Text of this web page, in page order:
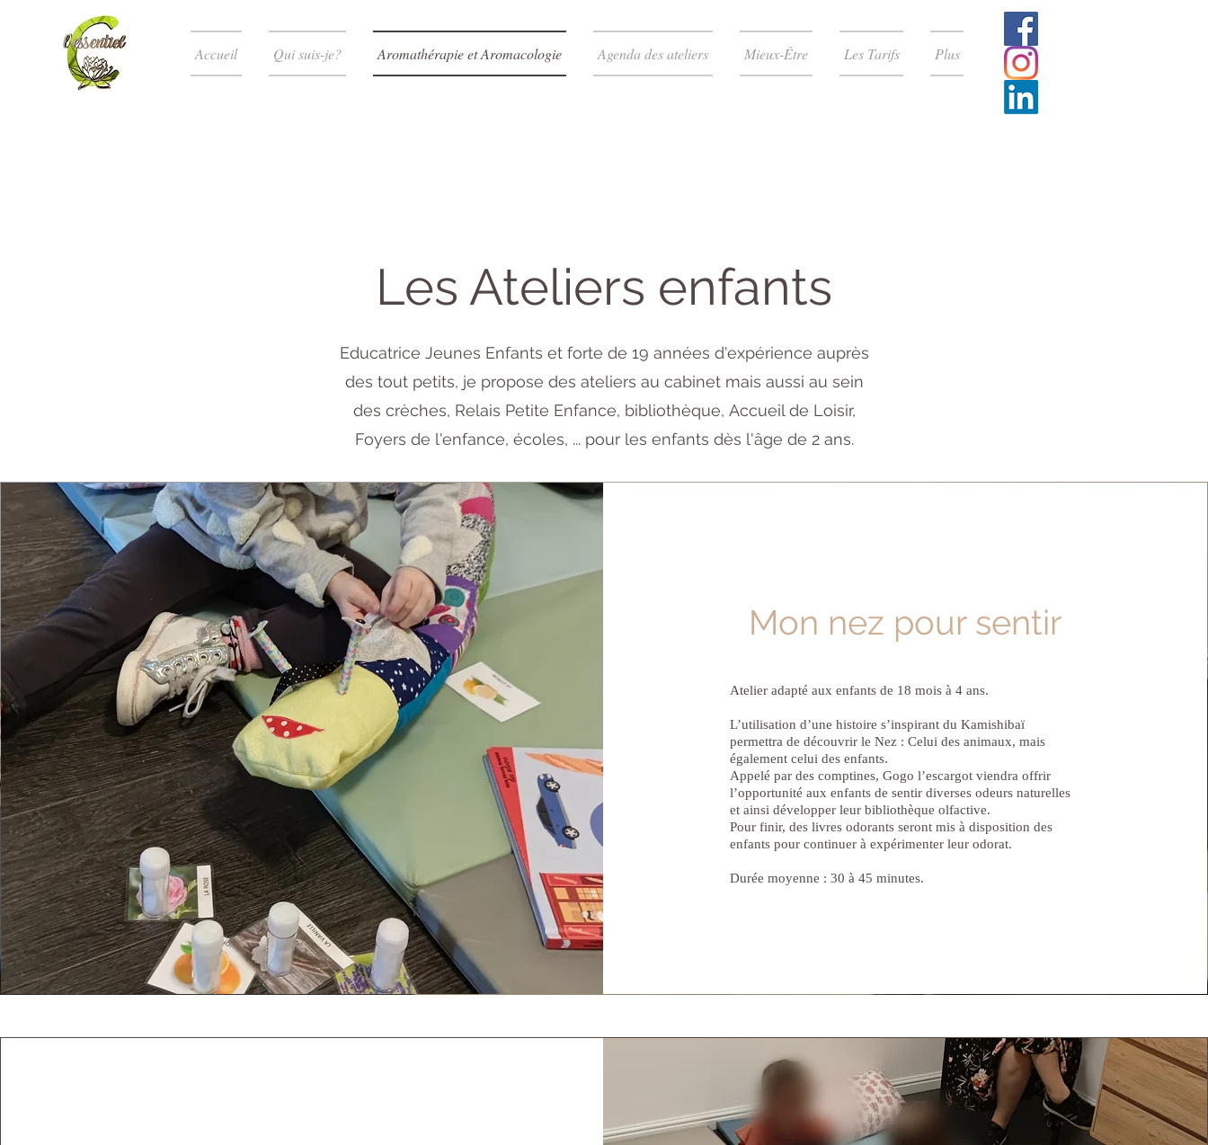
Accueil Qui suis-je? Aromathérapie et Aromacologie Agenda des ateliers Mieux-Être Les Tarifs Plus
Les Ateliers enfants
Educatrice Jeunes Enfants et forte de 19 années d'expérience auprès
des tout petits, je propose des ateliers au cabinet mais aussi au sein
des crèches, Relais Petite Enfance, bibliothèque, Accueil de Loisir,
Foyers de l'enfance, écoles, ... pour les enfants dès l'âge de 2 ans.
Mon nez pour sentir
Atelier adapté aux enfants de 18 mois à 4 ans.
L’utilisation d’une histoire s’inspirant du Kamishibaï
permettra de découvrir le Nez : Celui des animaux, mais
également celui des enfants.
Appelé par des comptines, Gogo l’escargot viendra offrir
l’opportunité aux enfants de sentir diverses odeurs naturelles
et ainsi développer leur bibliothèque olfactive.
Pour finir, des livres odorants seront mis à disposition des
enfants pour continuer à expérimenter leur odorat.
Durée moyenne : 30 à 45 minutes.